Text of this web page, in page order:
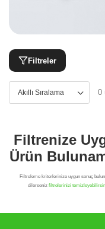
Filtreler
0